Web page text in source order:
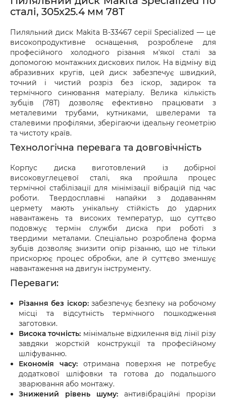
або товар мають пошкодження, обов’язково
оформіть акт разом із працівником служби
доставки.
сталі, 305х25.4 мм 78Т
Пиляльний диск Makita B-33467 серії Specialized — це
високопродуктивне оснащення, розроблене для
професійного холодного різання м'якої сталі за
допомогою монтажних дискових пилок. На відміну від
абразивних кругів, цей диск забезпечує швидкий,
точний і чистий розріз без іскор, задирок та
термічного синювання матеріалу. Велика кількість
зубців (78Т) дозволяє ефективно працювати з
металевими трубами, кутниками, швелерами та
сталевими профілями, зберігаючи ідеальну геометрію
та чистоту країв.
Технологічна перевага та довговічність
Корпус диска виготовлений із добірної
високовуглецевої сталі, яка пройшла процес
термічної стабілізації для мінімізації вібрацій під час
роботи. Твердосплавні напайки з додаванням
цермету мають унікальну стійкість до ударних
навантажень та високих температур, що суттєво
подовжує термін служби диска при роботі з
твердими металами. Спеціально розроблена форма
зубців дозволяє знизити опір різанню, що не тільки
прискорює процес обробки, але й суттєво зменшує
навантаження на двигун інструменту.
Переваги:
Різання без іскор:забезпечує безпеку на робочому
місці та відсутність термічного пошкодження
заготовки.
Висока точність: мінімальне відхилення від лінії різу
завдяки жорсткій конструкції та професійному
шліфуванню.
Економія часу: отримана поверхня не потребує
додаткової шліфовки та готова до подальшого
зварювання або монтажу.
Знижений рівень шуму: антивібраційні прорізи